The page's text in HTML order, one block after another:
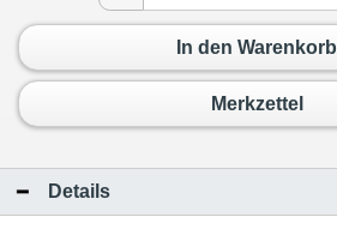
In den Warenkorb
Merkzettel
Details